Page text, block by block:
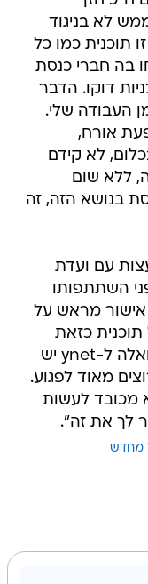
לא בניגוד
תוכנית כמו כל
בה חברי כנסת
דוקו. הדבר
העבודה שלי.
אורח,
לא קידם
ללא שום
בנושא הזה, זה
עם ועדת
השתתפותו
מראש על
כזאת
צריך לבקש אישור. אני מבין שבין וואלה ל-ynet יש
מאוד לפגוע.
מכובד לעשות
לך את זה".
מחדש